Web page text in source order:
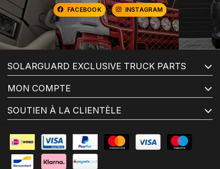
FACEBOOK INSTAGRAM
SOLARGUARD EXCLUSIVE TRUCK PARTS
MON COMPTE
SOUTIEN À LA CLIENTÈLE